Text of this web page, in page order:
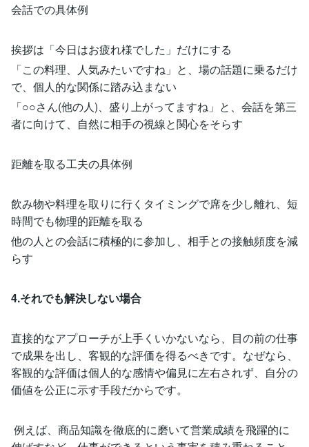
会話での具体例
挨拶は「今日はお疲れ様でした」だけにする
「この料理、人気みたいですね」と、場の話題に乗るだけ
で、個人的な関係に踏み込まない
「○○さん(他の人)、盛り上がってますね」と、会話を第三
者に向けて、自然に相手の視線と関心をそらす
距離を取る工夫の具体例
飲み物や料理を取りに行くタイミングで席を少し離れ、短
時間でも物理的距離を取る
他の人との会話に積極的に参加し、相手との接触頻度を減
らす
4.それでも解決しない場合
直接的なアプローチが上手くいかないなら、目の前の仕事
で成果を出し、客観的な評価を得るべきです。なぜなら、
客観的な評価は個人的な感情や偏見に左右されず、自分の
価値を公正に示す手段だからです。
例えば、商品知識を徹底的に磨いて営業成績を飛躍的に